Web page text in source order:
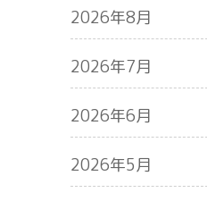
2026年8月
2026年7月
2026年6月
2026年5月